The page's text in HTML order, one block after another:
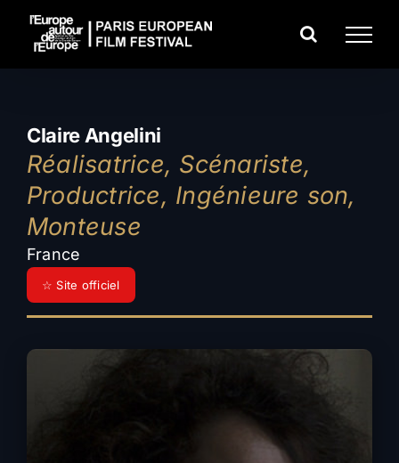
Passer
Claire Angelini
Réalisatrice, Scénariste,
Productrice, Ingénieure son,
Monteuse
France
☆ Site officiel